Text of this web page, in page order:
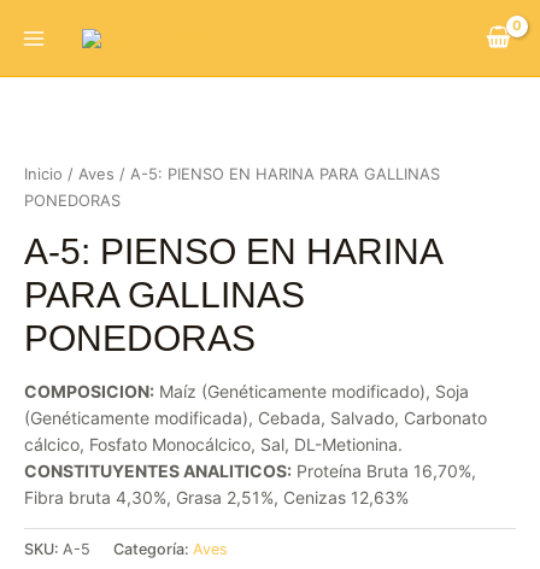
Inicio / Aves / A-5: PIENSO EN HARINA PARA GALLINAS
PONEDORAS
A-5: PIENSO EN HARINA
PARA GALLINAS
PONEDORAS
COMPOSICION: Maíz (Genéticamente modificado), Soja
(Genéticamente modificada), Cebada, Salvado, Carbonato
cálcico, Fosfato Monocálcico, Sal, DL-Metionina.
CONSTITUYENTES ANALITICOS: Proteína Bruta 16,70%,
Fibra bruta 4,30%, Grasa 2,51%, Cenizas 12,63%
SKU: A-5 Categoría: Aves